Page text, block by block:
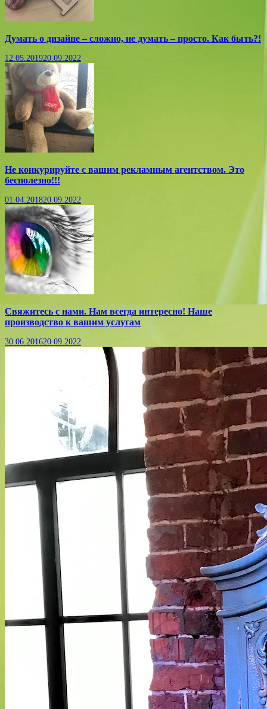
Думать о дизайне – сложно, не думать – просто. Как быть?!
12.05.201920.09.2022
Не конкурируйте с вашим рекламным агентством. Это
бесполезно!!!
01.04.201820.09.2022
Свяжитесь с нами. Нам всегда интересно! Наше
производство к вашим услугам
30.06.201620.09.2022